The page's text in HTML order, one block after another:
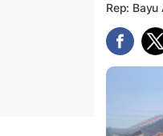
Rep: Bayu